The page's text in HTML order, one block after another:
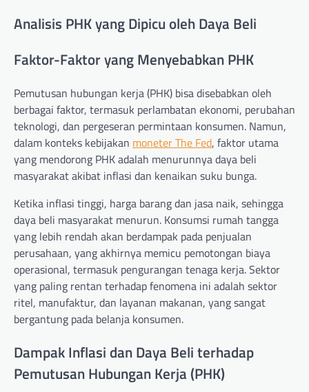
Analisis PHK yang Dipicu oleh Daya Beli
Faktor-Faktor yang Menyebabkan PHK
Pemutusan hubungan kerja (PHK) bisa disebabkan oleh
berbagai faktor, termasuk perlambatan ekonomi, perubahan
teknologi, dan pergeseran permintaan konsumen. Namun,
dalam konteks kebijakan moneter The Fed, faktor utama
yang mendorong PHK adalah menurunnya daya beli
masyarakat akibat inflasi dan kenaikan suku bunga.
Ketika inflasi tinggi, harga barang dan jasa naik, sehingga
daya beli masyarakat menurun. Konsumsi rumah tangga
yang lebih rendah akan berdampak pada penjualan
perusahaan, yang akhirnya memicu pemotongan biaya
operasional, termasuk pengurangan tenaga kerja. Sektor
yang paling rentan terhadap fenomena ini adalah sektor
ritel, manufaktur, dan layanan makanan, yang sangat
bergantung pada belanja konsumen.
Dampak Inflasi dan Daya Beli terhadap
Pemutusan Hubungan Kerja (PHK)